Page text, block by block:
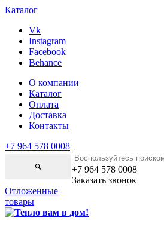
Каталог
Vk
Instagram
Facebook
Behance
О компании
Каталог
Оплата
Доставка
Контакты
+7 964 578 0008
+7 964 578 0008
Заказать звонок
Отложенные
товары